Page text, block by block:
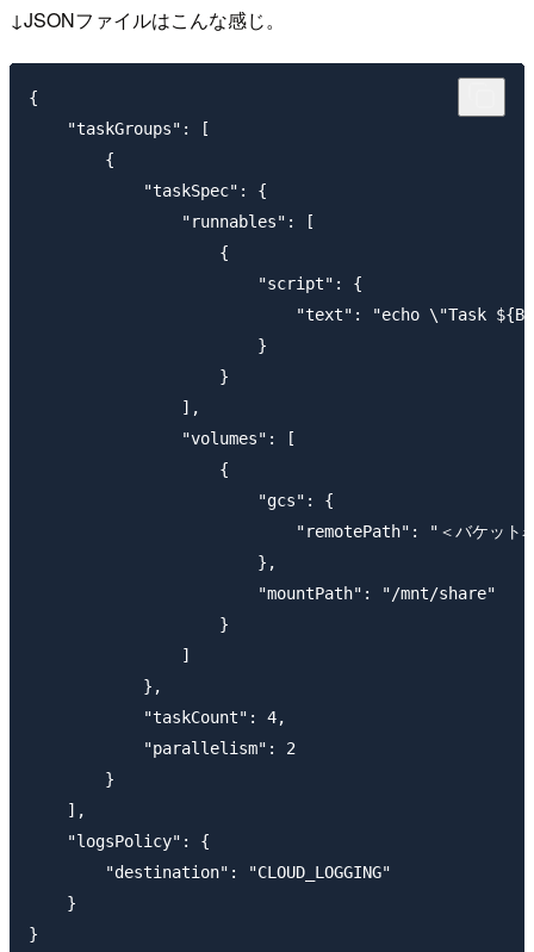
↓JSONファイルはこんな感じ。
{
    "taskGroups": [
        {
            "taskSpec": {
                "runnables": [
                    {
                        "script": {
"text": "echo \"Task
                        }
                    }
                ],
                "volumes": [
                    {
                        "gcs": {
"remotePath": "＜バケット
                        },
                        "mountPath": "/mnt/share"
                    }
                ]
            },
            "taskCount": 4,
            "parallelism": 2
        }
    ],
    "logsPolicy": {
        "destination": "CLOUD_LOGGING"
    }